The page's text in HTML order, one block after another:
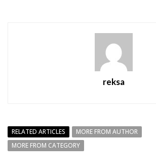
reksa
RELATED ARTICLES
MORE FROM AUTHOR
MORE FROM CATEGORY